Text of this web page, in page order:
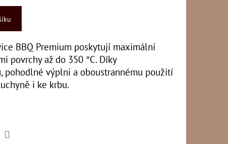
BBQ Premium poskytují maximální
povrchy až do 350 °C. Díky
pohodlné výplni a oboustrannému použití
i ke krbu.